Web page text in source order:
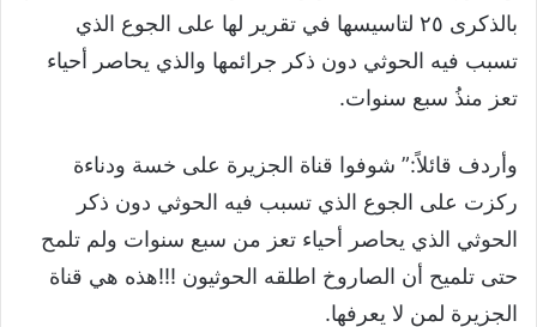
بالذكرى ٢٥ لتاسيسها في تقرير لها على الجوع الذي
تسبب فيه الحوثي دون ذكر جرائمها والذي يحاصر أحياء
تعز منذُ سبع سنوات.
وأردف قائلاً:” شوفوا قناة الجزيرة على خسة ودناءة
ركزت على الجوع الذي تسبب فيه الحوثي دون ذكر
الحوثي الذي يحاصر أحياء تعز من سبع سنوات ولم تلمح
حتى تلميح أن الصاروخ اطلقه الحوثيون !!!هذه هي قناة
الجزيرة لمن لا يعرفها.